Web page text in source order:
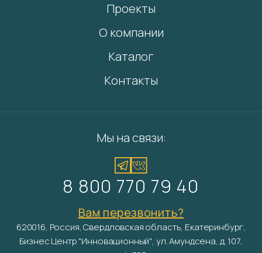
Проекты
О компании
Каталог
Контакты
Мы на связи:
8 800 770 79 40
Вам перезвонить?
620016, Россия, Свердловская область, Екатеринбург,
Бизнес Центр "Инновационный", ул. Амундсена, д. 107,